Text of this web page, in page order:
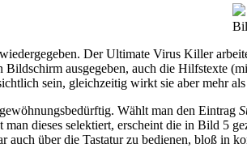
Der Ultimate Virus Killer
Bildschirm ausgegeben, auch die Hilfstexte
sein, gleichzeitig wirkt sie aber mehr
Wählt man den Eintrag
dieses selektiert, erscheint die in Bild 5
auch über die Tastatur zu bedienen, bloß in